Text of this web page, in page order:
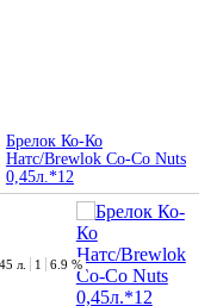
Брелок Ко-Ко
Натс/Brewlok Co-Co Nuts
0,45л.*12
л. 1 6.9 %